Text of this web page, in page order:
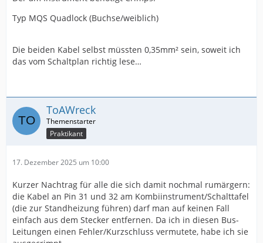
Typ MQS Quadlock (Buchse/weiblich)
Die beiden Kabel selbst müssten 0,35mm² sein, soweit ich
das vom Schaltplan richtig lese…
ToAWreck
Praktikant
17. Dezember 2025 um 10:00
Kurzer Nachtrag für alle die sich damit nochmal rumärgern:
die Kabel an Pin 31 und 32 am Kombiinstrument/Schalttafel
(die zur Standheizung führen) darf man auf keinen Fall
einfach aus dem Stecker entfernen. Da ich in diesen Bus-
Leitungen einen Fehler/Kurzschluss vermutete, habe ich sie